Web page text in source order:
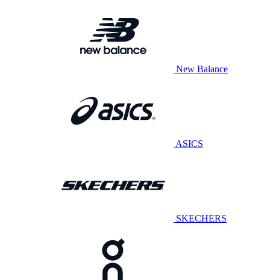
New Balance
ASICS
SKECHERS